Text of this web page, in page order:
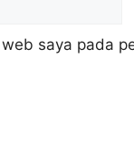
saya pada